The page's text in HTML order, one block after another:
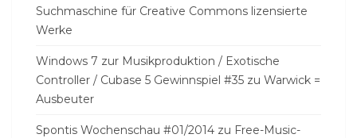
Suchmaschine für Creative Commons lizensierte
Werke
Windows 7 zur Musikproduktion / Exotische
Controller / Cubase 5 Gewinnspiel #35 zu Warwick =
Ausbeuter
Spontis Wochenschau #01/2014 zu Free-Music-